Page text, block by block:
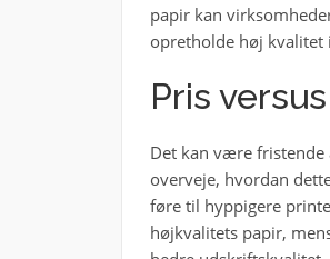
papir kan
opretholde høj kvalitet
Pris
Det kan være
overveje, hvordan
føre til hyppigere
højkvalitets papir,